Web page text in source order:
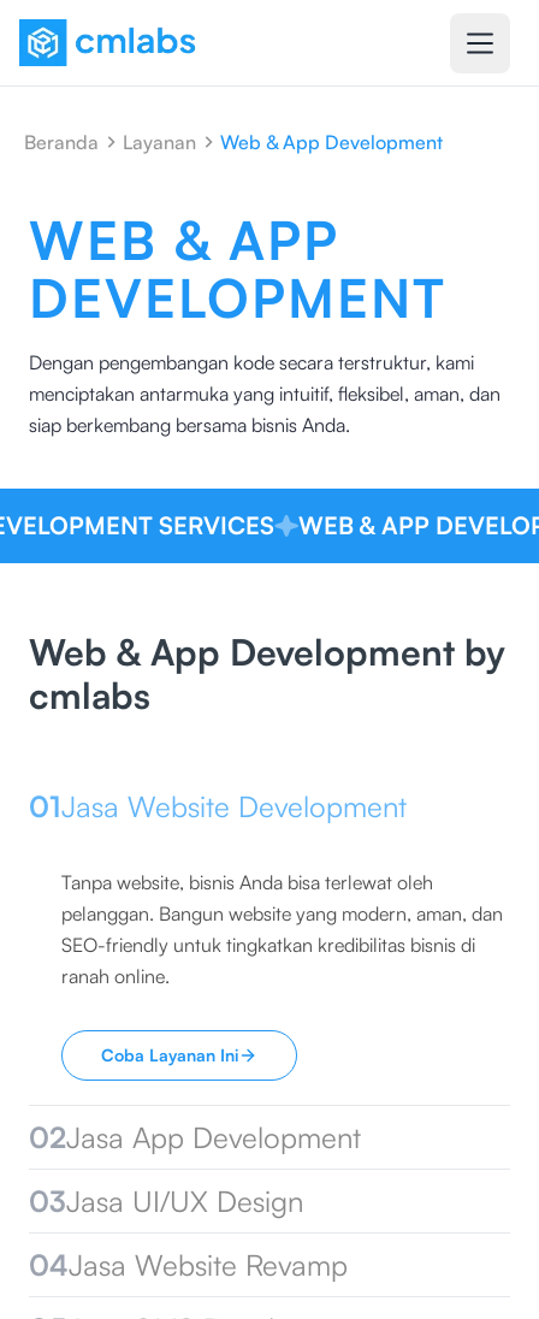
Beranda Layanan
Web & App Development
WEB & APP
DEVELOPMENT
Dengan pengembangan kode secara terstruktur, kami
menciptakan antarmuka yang intuitif, fleksibel, aman, dan
siap berkembang bersama bisnis Anda.
SERVICES WEB & APP
Web & App Development by
cmlabs
01Jasa Website Development
Tanpa website, bisnis Anda bisa terlewat oleh
pelanggan. Bangun website yang modern, aman, dan
SEO-friendly untuk tingkatkan kredibilitas bisnis di
ranah online.
Coba Layanan Ini
02Jasa App Development
03Jasa UI/UX Design
04Jasa Website Revamp